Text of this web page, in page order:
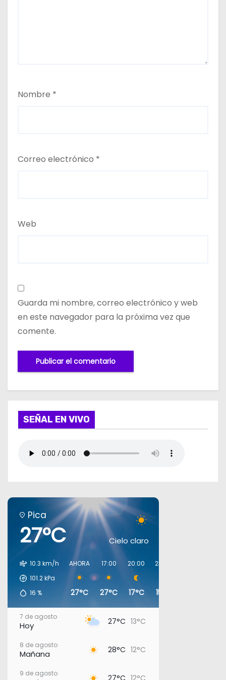
Nombre *
Correo electrónico *
Web
Guarda mi nombre, correo electrónico y web
en este navegador para la próxima vez que
comente.
SEÑAL EN VIVO
Pica
27°C Cielo claro
10.3 km/h
101.2kPa
16 %
AHORA
27°C
17:00
27°C
20:00
17°C
23:00
15°C
7 de agosto
Hoy 27°C 13°C
8 de agosto
Mañana 28°C 12°C
9 de agosto